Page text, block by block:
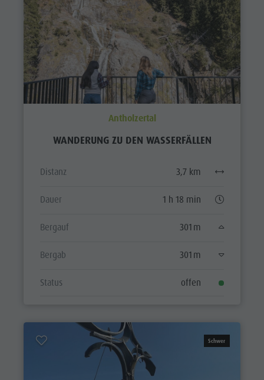
Antholzertal
WANDERUNG ZU DEN WASSERFÄLLEN
Distanz 3,7 km
Dauer 1 h 18 min
Bergauf 301 m
Bergab 301 m
Status offen
Schwer